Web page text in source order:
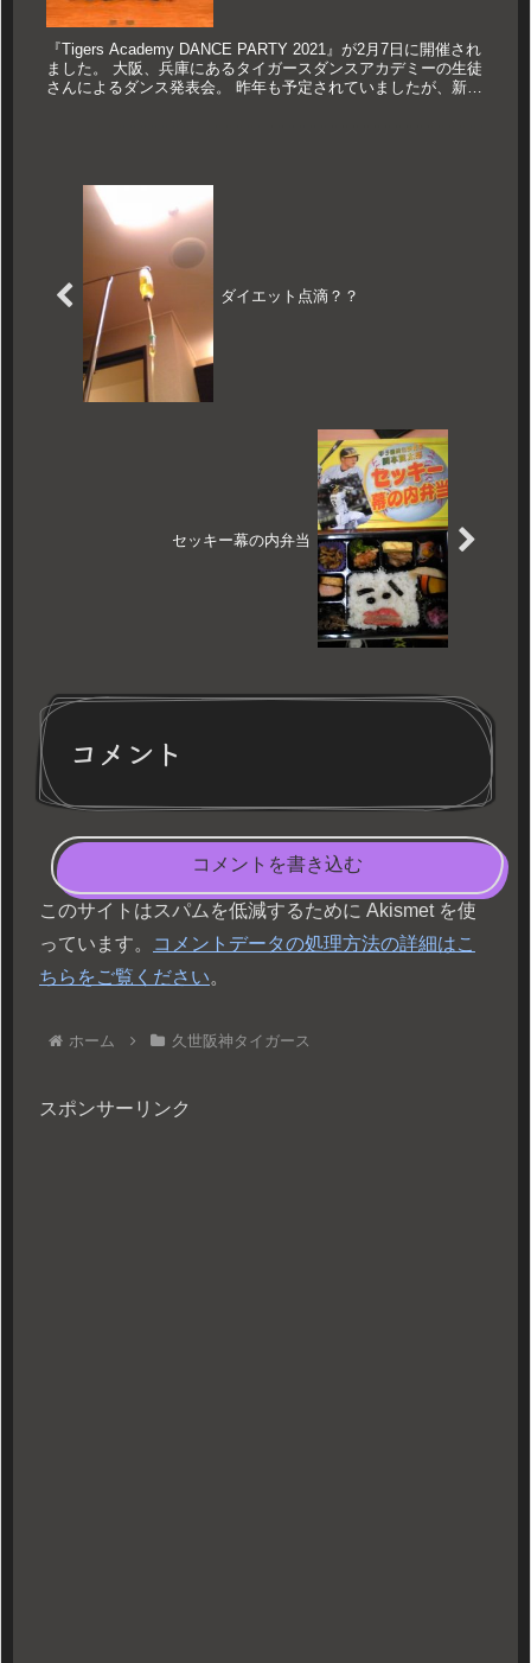
『Tigers Academy DANCE PARTY 2021』が2月7日に開催され
ました。 大阪、兵庫にあるタイガースダンスアカデミーの生徒
さんによるダンス発表会。 昨年も予定されていましたが、新型
ダイエット点滴？？
セッキー幕の内弁当
コメント
コメントを書き込む
このサイトはスパムを低減するために Akismet を使
っています。
コメントデータの処理方法の詳細はこ
ちらをご覧ください。
ホーム 久世阪神タイガース
スポンサーリンク